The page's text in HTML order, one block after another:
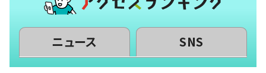
ニュース SNS